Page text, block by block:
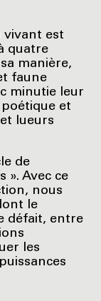
vivant est
quatre
manière,
faune
minutie leur
et
lueurs
de
». Avec ce
nous
le
défait, entre
les